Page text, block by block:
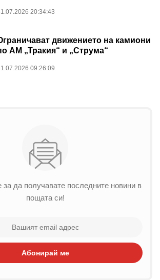
20:34:43
движението на камиони
АМ „Тракия“ и „Струма“
09:26:09
за да получавате последните новини в
пощата си!
Абонирай ме